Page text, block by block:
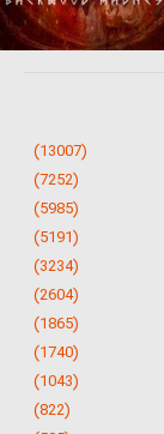
(13007)
(7252)
(5985)
(5191)
(3234)
(2604)
(1865)
(1740)
(1043)
(822)